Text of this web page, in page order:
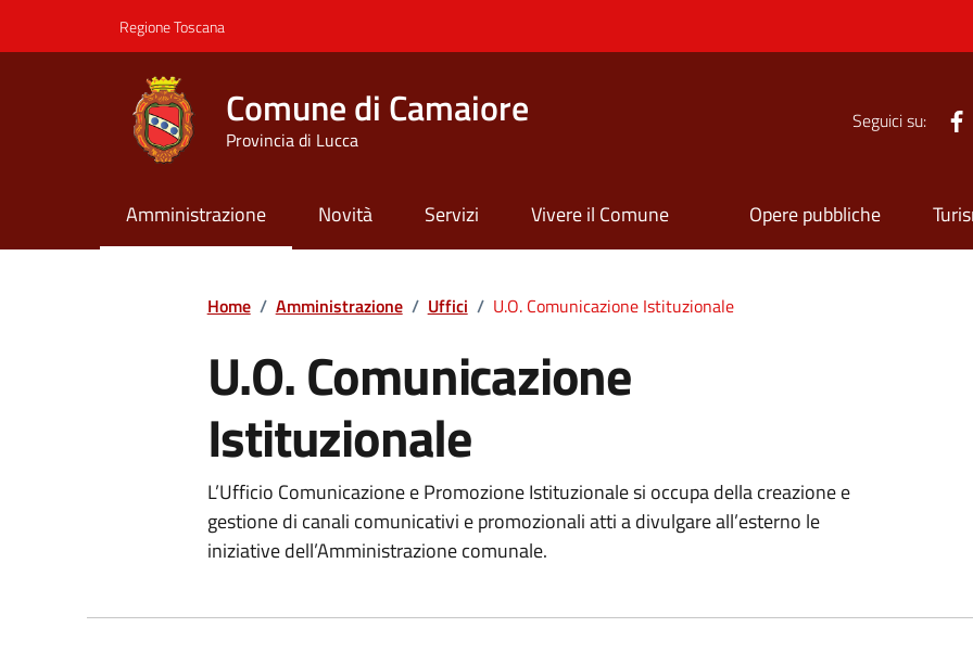
Regione Toscana
Comune di Camaiore
Provincia di Lucca
Seguici su:
Amministrazione Novità Servizi Vivere il Comune Opere pubbliche
Home / Amministrazione / Uffici / U.O. Comunicazione Istituzionale
U.O. Comunicazione
Istituzionale
L’Ufficio Comunicazione e Promozione Istituzionale si occupa della creazione e
gestione di canali comunicativi e promozionali atti a divulgare all’esterno le
iniziative dell’Amministrazione comunale.